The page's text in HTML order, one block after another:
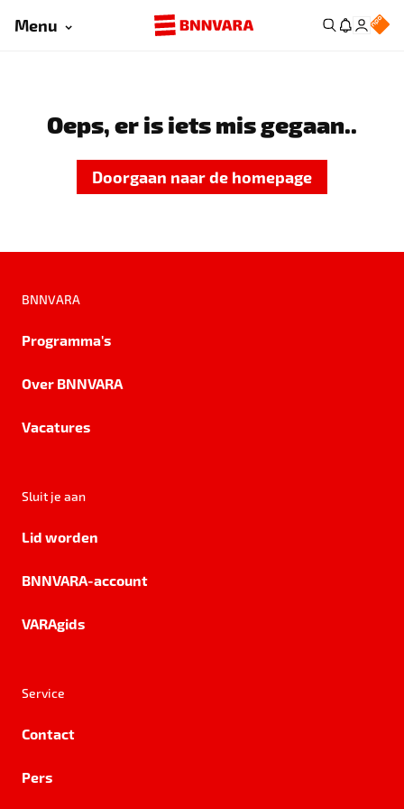
Menu
Oeps, er is iets mis gegaan..
Doorgaan naar de homepage
BNNVARA
Programma's
Over BNNVARA
Vacatures
Sluit je aan
Lid worden
BNNVARA-account
VARAgids
Service
Contact
Pers